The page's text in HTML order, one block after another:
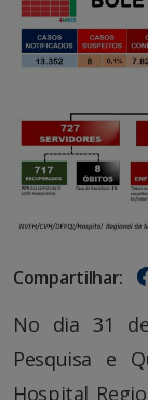
Compartilhar:
No dia 31
Pesquisa e
Hospital